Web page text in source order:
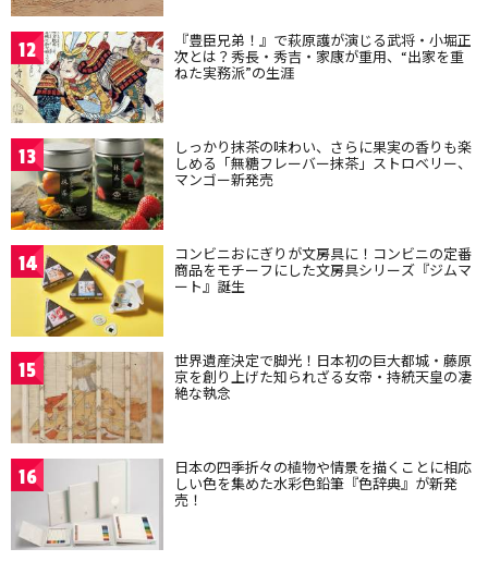
12 『豊臣兄弟！』で萩原護が演じる武将・小堀正
次とは？秀長・秀吉・家康が重用、“出家を重
ねた実務派”の生涯
13 しっかり抹茶の味わい、さらに果実の香りも楽
しめる「無糖フレーバー抹茶」ストロベリー、
マンゴー新発売
14 コンビニおにぎりが文房具に！コンビニの定番
商品をモチーフにした文房具シリーズ『ジムマ
ート』誕生
15 世界遺産決定で脚光！日本初の巨大都城・藤原
京を創り上げた知られざる女帝・持統天皇の凄
絶な執念
16 日本の四季折々の植物や情景を描くことに相応
しい色を集めた水彩色鉛筆『色辞典』が新発
売！